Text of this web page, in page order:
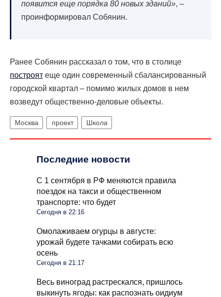
появится еще порядка 80 новых зданий», –
проинформировал Собянин.
Ранее Собянин рассказал о том, что в столице
построят еще один современный сбалансированный
городской квартал – помимо жилых домов в нем
возведут общественно-деловые объекты.
Москва проект Школа
Последние новости
С 1 сентября в РФ меняются правила
поездок на такси и общественном
транспорте: что будет
Сегодня в 22:16
Омолаживаем огурцы в августе:
урожай будете тачками собирать всю
осень
Сегодня в 21:17
Весь виноград растрескался, пришлось
выкинуть ягоды: как распознать оидиум